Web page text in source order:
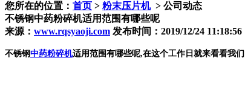
您所在的位置： 首页 > 粉末压片机> 公司动态
不锈钢中药粉碎机适用范围有哪些呢
来源： www.rqsyaoji.com 发布时间：2019/12/24 11:18:56
不锈钢中药粉碎机适用范围有哪些呢,在这个工作日就来看看我